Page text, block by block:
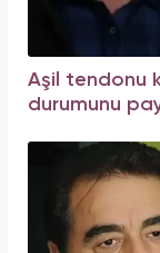
Aşil tendonu
durumunu